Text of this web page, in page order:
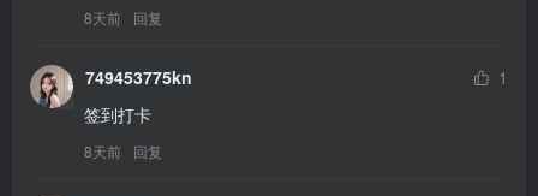
8天前 回复
749453775kn
1
签到打卡
8天前 回复